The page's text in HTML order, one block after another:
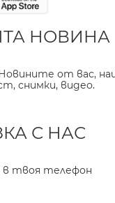
НОВИНА
Новините от вас,
снимки, видео.
С НАС
в твоя телефон